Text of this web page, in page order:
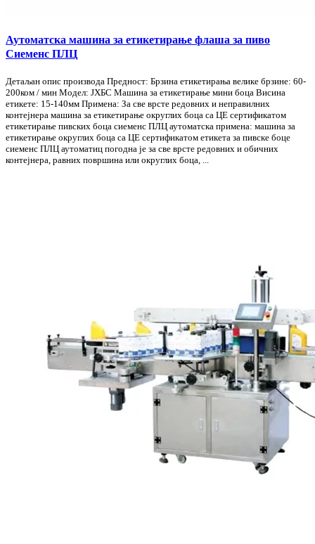
Аутоматска машина за етикетирање флаша за пиво
Сиеменс ПЛЦ
Детаљан опис производа Предност: Брзина етикетирања велике брзине: 60-
200ком / мин Модел: ЈХБС Машина за етикетирање мини боца Висина
етикете: 15-140мм Примена: За све врсте редовних и неправилних
контејнера машина за етикетирање округлих боца са ЦЕ сертификатом
етикетирање пивских боца сиеменс ПЛЦ аутоматска примена: машина за
етикетирање округлих боца са ЦЕ сертификатом етикета за пивске боце
сиеменс ПЛЦ аутоматиц погодна је за све врсте редовних и обичних
контејнера, равних површина или округлих боца, ...